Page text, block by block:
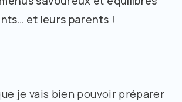
et leurs parents !
je vais bien pouvoir préparer